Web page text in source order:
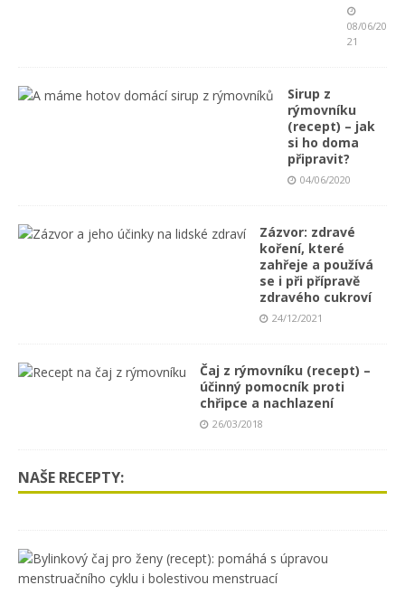
08/06/20
21
Sirup z
rýmovníku
(recept) – jak
si ho doma
připravit?
04/06/2020
Zázvor: zdravé
koření, které
zahřeje a používá
se i při přípravě
zdravého cukroví
24/12/2021
Čaj z rýmovníku (recept) –
účinný pomocník proti
chřipce a nachlazení
26/03/2018
NAŠE RECEPTY: